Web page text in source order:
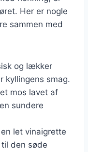
Her er nogle
sammen med
og lækker
kyllingens smag.
mos lavet af
sundere
let vinaigrette
den søde